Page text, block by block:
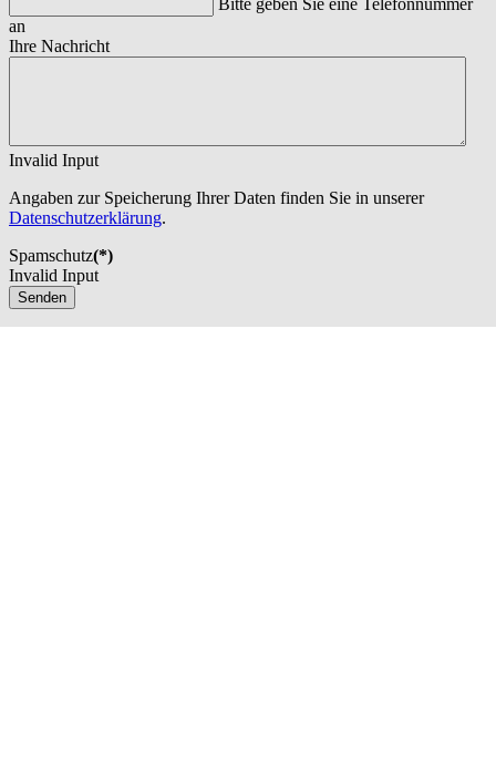
Bitte geben Sie eine Telefonnummer
an
Ihre Nachricht
Invalid Input
Angaben zur Speicherung Ihrer Daten finden Sie in unserer
Datenschutzerklärung.
Spamschutz(*)
Invalid Input
Senden